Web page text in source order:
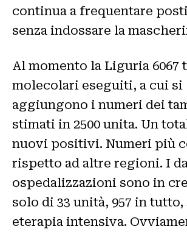
continua a frequentare
senza indossare la
Al momento la Liguria 6067
molecolari eseguiti, a cui si
aggiungono i numeri dei
stimati in 2500 unita. Un
nuovi positivi. Numeri più
rispetto ad altre regioni. I
ospedalizzazioni sono in
solo di 33 unità, 957 in tutto,
eterapia intensiva.